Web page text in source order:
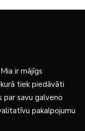
ir mājīgs
tiek piedāvāti
par savu galveno
pakalpojumu